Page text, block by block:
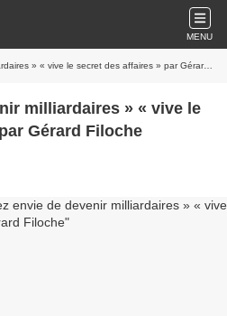
MENU
» « vive le secret des affaires » par Gérard Filoche
milliardaires » « vive le
Gérard Filoche